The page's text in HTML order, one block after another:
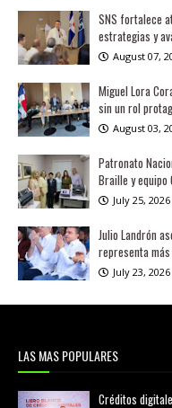
SNS fortalece
estrategias y
August 07,
Miguel Lora
sin un rol
August 03,
Patronato
Braille y equipo
July 25, 2026
Julio Landrón
representa
July 23, 2026
LAS MAS POPULARES
Créditos